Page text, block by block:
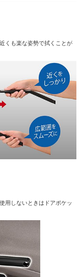
くも楽な姿勢で拭くことが
用しないときはドアポケッ